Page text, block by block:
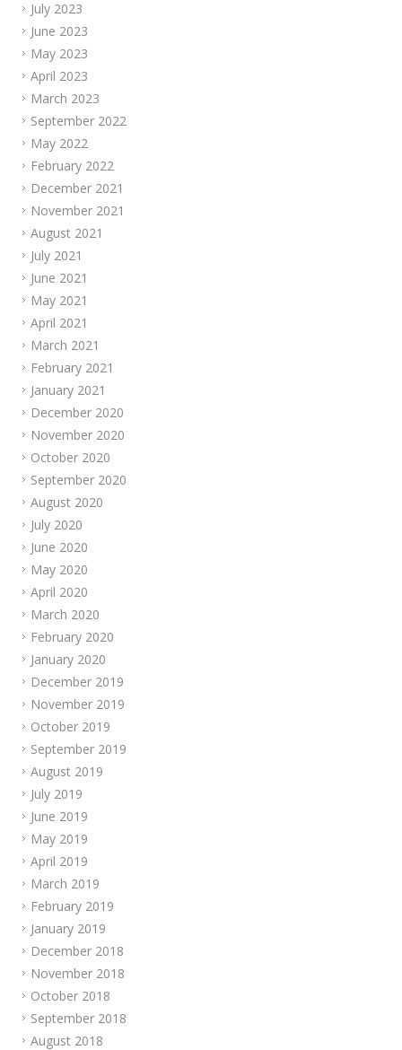
July 2023
June 2023
May 2023
April 2023
March 2023
September 2022
May 2022
February 2022
December 2021
November 2021
August 2021
July 2021
June 2021
May 2021
April 2021
March 2021
February 2021
January 2021
December 2020
November 2020
October 2020
September 2020
August 2020
July 2020
June 2020
May 2020
April 2020
March 2020
February 2020
January 2020
December 2019
November 2019
October 2019
September 2019
August 2019
July 2019
June 2019
May 2019
April 2019
March 2019
February 2019
January 2019
December 2018
November 2018
October 2018
September 2018
August 2018